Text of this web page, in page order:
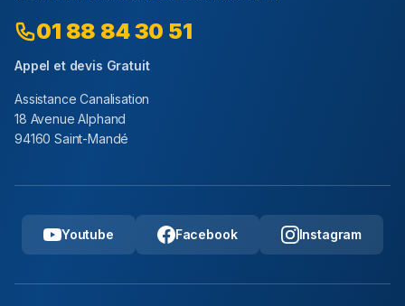
01 88 84 30 51
Appel et devis Gratuit
Assistance Canalisation
18 Avenue Alphand
94160 Saint-Mandé
Youtube Facebook Instagram